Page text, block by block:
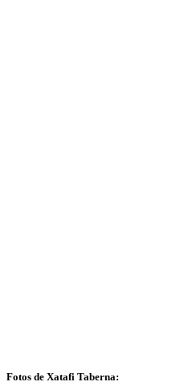
Fotos de Xatafi Taberna: